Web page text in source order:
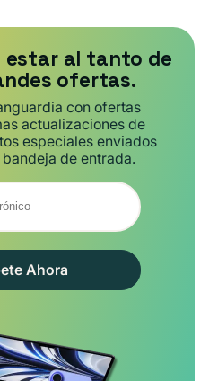
estar al tanto de
ofertas.
con ofertas
actualizaciones de
especiales enviados
de entrada.
Ahora